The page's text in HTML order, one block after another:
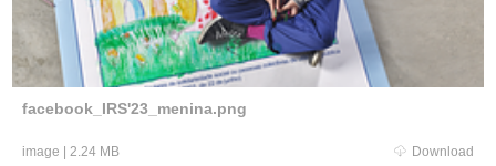
facebook_IRS'23_menina.png
image | 2.24 MB Download